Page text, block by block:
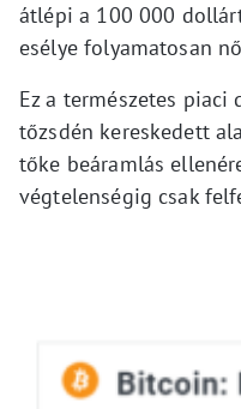
átlépi a 100 000
esélye folyamatosan
Ez a természetes piaci
tőzsdén kereskedett
tőke beáramlás
végtelenségig csak